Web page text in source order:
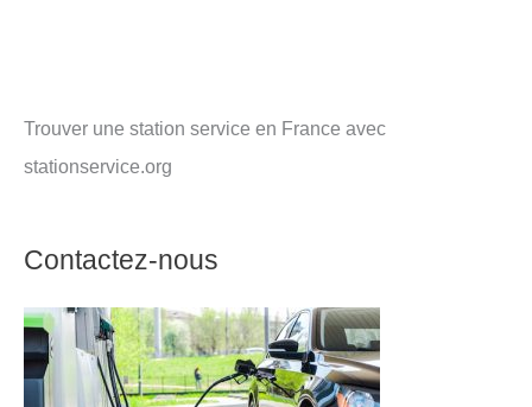
Trouver une station service en France avec
stationservice.org
Contactez-nous